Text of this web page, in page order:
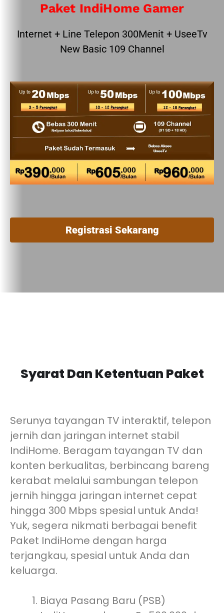
Paket IndiHome Gamer
Internet + Line Telepon 300Menit + UseeTv
New Basic 109 Channel
Registrasi Sekarang
Syarat Dan Ketentuan Paket
Serunya tayangan TV interaktif, telepon
jernih dan jaringan internet stabil
IndiHome. Beragam tayangan TV dan
konten berkualitas, berbincang bareng
kerabat melalui sambungan telepon
jernih hingga jaringan internet cepat
hingga 300 Mbps spesial untuk Anda!
Yuk, segera nikmati berbagai benefit
Paket IndiHome dengan harga
terjangkau, spesial untuk Anda dan
keluarga.
Biaya Pasang Baru (PSB)